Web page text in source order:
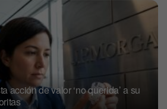
acción de valor ‘no querida’ a su